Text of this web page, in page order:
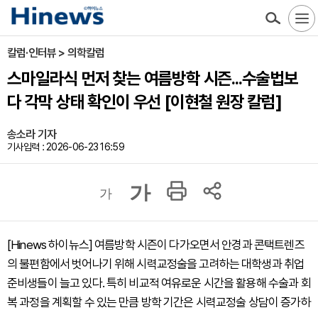
칼럼·인터뷰 > 의학칼럼
스마일라식 먼저 찾는 여름방학 시즌...수술법보
다 각막 상태 확인이 우선 [이현철 원장 칼럼]
송소라 기자
기사입력 : 2026-06-23 16:59
가 가
[Hinews 하이뉴스] 여름방학 시즌이 다가오면서 안경과 콘택트렌즈
의 불편함에서 벗어나기 위해 시력교정술을 고려하는 대학생과 취업
준비생들이 늘고 있다. 특히 비교적 여유로운 시간을 활용해 수술과 회
복 과정을 계획할 수 있는 만큼 방학 기간은 시력교정술 상담이 증가하